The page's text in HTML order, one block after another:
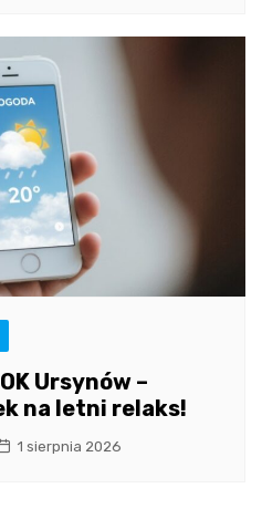
Ursynów –
na letni relaks!
1 sierpnia 2026